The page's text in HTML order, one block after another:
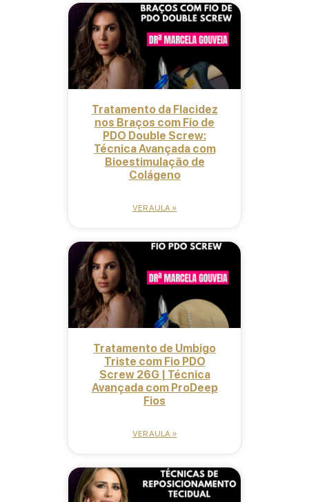
Tratamento da Flacidez
nos Braços com Fio de
PDO Double Screw:
Técnica Avançada com
Bioestimulação de
Colágeno
VER AULA »
Tratamento de Umbigo
Triste com Fio PDO
Screw 26G | Técnica
Avançada com ProDeep
Fios
VER AULA »